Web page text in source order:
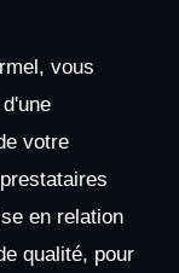
vous
votre
en relation
qualité, pour